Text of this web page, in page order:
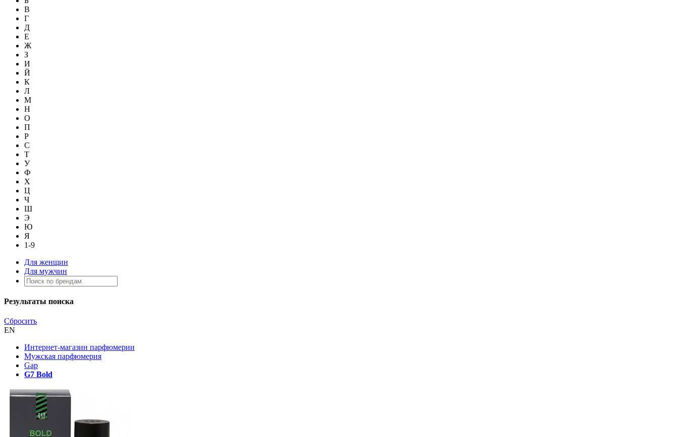
В
Г
Д
Е
Ж
З
И
Й
К
Л
М
Н
О
П
Р
С
Т
У
Ф
Х
Ц
Ч
Ш
Э
Ю
Я
1-9
Для женщин
Для мужчин
Результаты поиска
Сбросить
EN
Интернет-магазин парфюмерии
Мужская парфюмерия
Gap
G7 Bold